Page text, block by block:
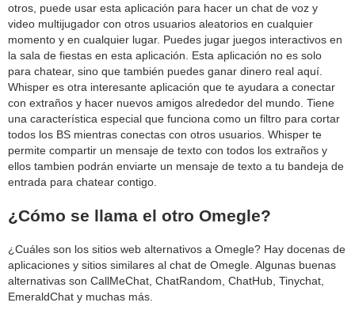
otros, puede usar esta aplicación para hacer un chat de voz y
video multijugador con otros usuarios aleatorios en cualquier
momento y en cualquier lugar. Puedes jugar juegos interactivos en
la sala de fiestas en esta aplicación. Esta aplicación no es solo
para chatear, sino que también puedes ganar dinero real aquí.
Whisper es otra interesante aplicación que te ayudara a conectar
con extraños y hacer nuevos amigos alrededor del mundo. Tiene
una característica especial que funciona como un filtro para cortar
todos los BS mientras conectas con otros usuarios. Whisper te
permite compartir un mensaje de texto con todos los extraños y
ellos tambien podrán enviarte un mensaje de texto a tu bandeja de
entrada para chatear contigo.
¿Cómo se llama el otro Omegle?
¿Cuáles son los sitios web alternativos a Omegle? Hay docenas de
aplicaciones y sitios similares al chat de Omegle. Algunas buenas
alternativas son CallMeChat, ChatRandom, ChatHub, Tinychat,
EmeraldChat y muchas más.